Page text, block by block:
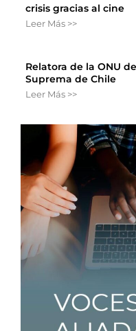
crisis gracias al cine
Leer Más >>
Relatora de la ONU
Suprema de Chile
Leer Más >>